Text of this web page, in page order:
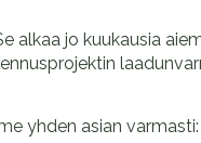
jo kuukausia
yhden asian